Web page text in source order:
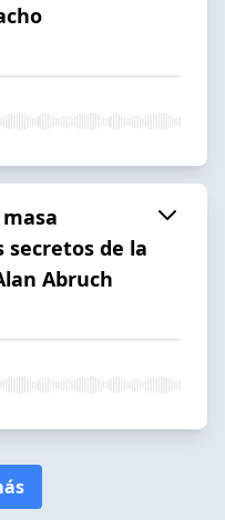
secretos de la
Abruch